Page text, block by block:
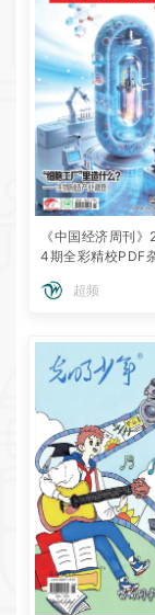
《中国经济周刊
4期全彩精校PDF
超频